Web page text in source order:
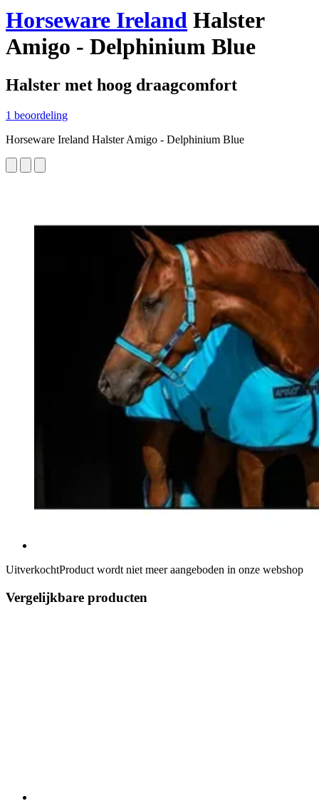
Horseware Ireland Halster
Amigo - Delphinium Blue
Halster met hoog draagcomfort
1 beoordeling
Horseware Ireland Halster Amigo - Delphinium Blue
UitverkochtProduct wordt niet meer aangeboden in onze webshop
Vergelijkbare producten